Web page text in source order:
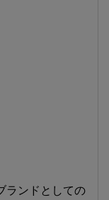
ランドとしての